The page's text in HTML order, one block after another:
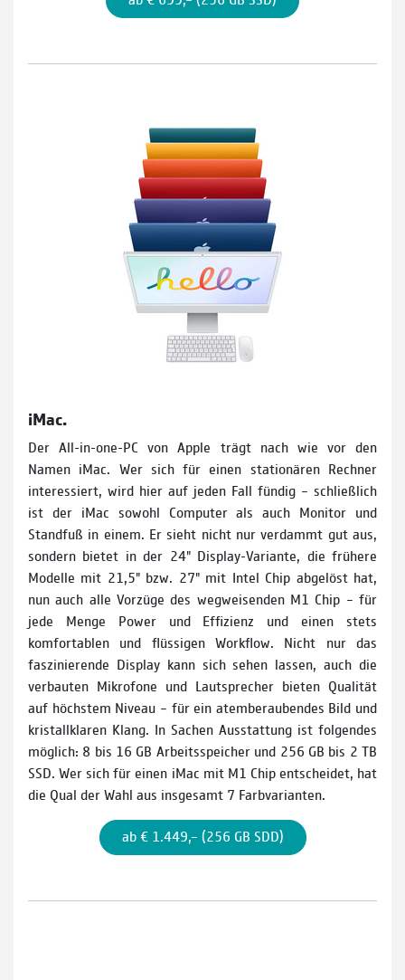
iMac.
Der All-­in-­one-­PC von Apple trägt nach wie vor den
Namen iMac. Wer sich für einen stationären Rechner
interessiert, wird hier auf jeden Fall fündig – schließlich
ist der iMac sowohl Computer als auch Moni­tor und
Standfuß in einem. Er sieht nicht nur verdammt gut aus,
sondern bietet in der 24" Display­-Variante, die frühere
Modelle mit 21,5" bzw. 27" mit Intel Chip abgelöst hat,
nun auch alle Vorzüge des wegweisenden M1 Chip – für
jede Menge Power und Effizienz und einen stets
komfortablen und flüssigen Workflow. Nicht nur das
faszinierende Display kann sich sehen lassen, auch die
verbauten Mikrofone und Lautsprecher bieten Qualität
auf höchstem Niveau – für ein atemberaubendes Bild und
kristallklaren Klang. In Sachen Ausstattung ist folgendes
möglich: 8 bis 16 GB Arbeitsspeicher und 256 GB bis 2 TB
SSD. Wer sich für einen iMac mit M1 Chip entscheidet, hat
die Qual der Wahl aus insgesamt 7 Farbvarianten.
ab € 1.449,– (256 GB SDD)